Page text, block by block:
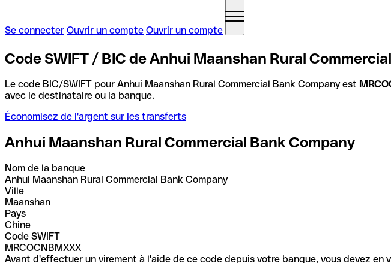
Se connecter Ouvrir un compte Ouvrir un compte
Code SWIFT / BIC de Anhui Maanshan Rural
Le code BIC/SWIFT pour Anhui Maanshan Rural Commercial Bank Company est
avec le destinataire ou la banque.
Économisez de l'argent sur les transferts
Anhui Maanshan Rural Commercial Bank Company
Nom de la banque
Anhui Maanshan Rural Commercial Bank Company
Ville
Maanshan
Pays
Chine
Code SWIFT
MRCOCNBMXXX
Avant d'effectuer un virement à l'aide de ce code depuis votre banque, vous devez